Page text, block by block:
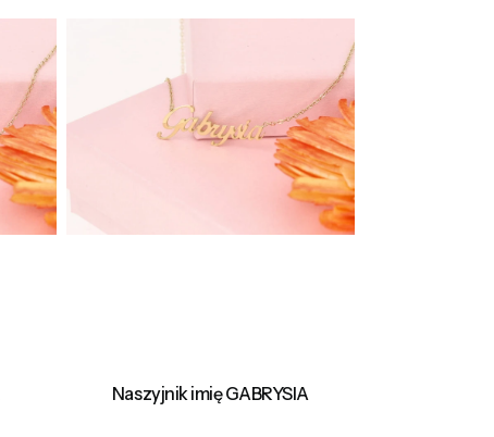
Naszyjnik imię GABRYSIA